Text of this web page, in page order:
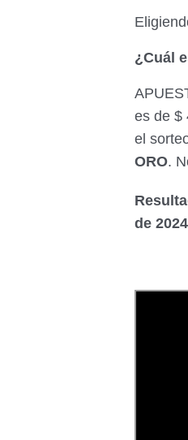
¿Cuál
es de $
el
ORO.
de 2024